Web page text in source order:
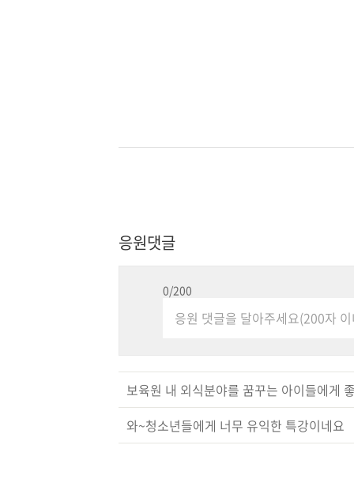
응원댓글
0/200
보육원 내 외식분야를 꿈꾸는 아이들에게
와~청소년들에게 너무 유익한 특강이네요